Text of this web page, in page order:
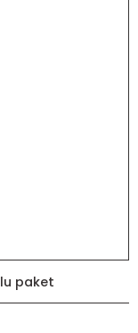
paket